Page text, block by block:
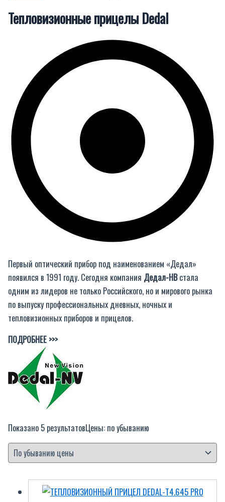
Тепловизионные прицелы Dedal
Первый оптический прибор под наименованием «Дедал»
появился в 1991 году. Сегодня компания Дедал-НВстала
одним из лидеров не только Российского, но и мирового рынка
по выпуску профессиональных дневных, ночных и
тепловизионных приборов и прицелов.
ПОДРОБНЕЕ >>>
Показано 5 результатовЦены: по убыванию